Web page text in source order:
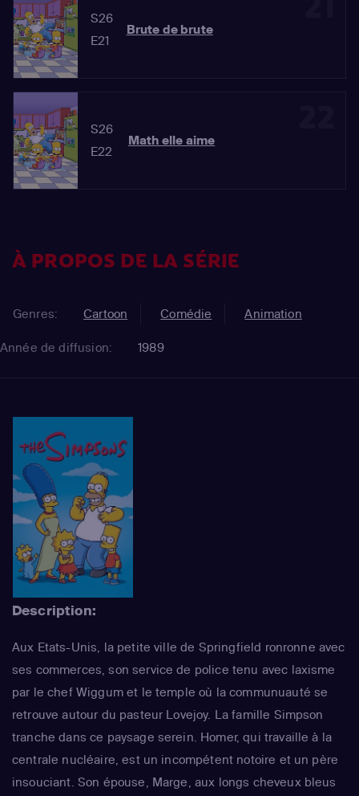
S26
E21
Brute de brute
S26
E22
Math elle aime
À PROPOS DE LA SÉRIE
Genres: Cartoon Comédie Animation
Année de diffusion: 1989
Description:
Aux Etats-Unis, la petite ville de Springfield ronronne avec
ses commerces, son service de police tenu avec laxisme
par le chef Wiggum et le temple où la communuauté se
retrouve autour du pasteur Lovejoy. La famille Simpson
tranche dans ce paysage serein. Homer, qui travaille à la
centrale nucléaire, est un incompétent notoire et un père
insouciant. Son épouse, Marge, aux longs cheveux bleus